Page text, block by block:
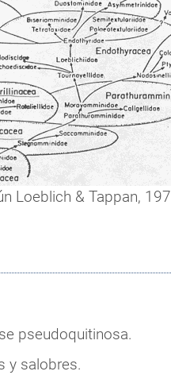
Loeblich & Tappan,
pseudoquitinosa.
y salobres.